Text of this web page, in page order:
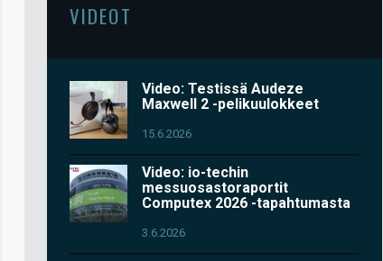
VIDEOT
Video: Testissä Audeze
Maxwell 2 -pelikuulokkeet
15.6.2026
Video: io-techin
messuosastoraportit
Computex 2026 -tapahtumasta
3.6.2026